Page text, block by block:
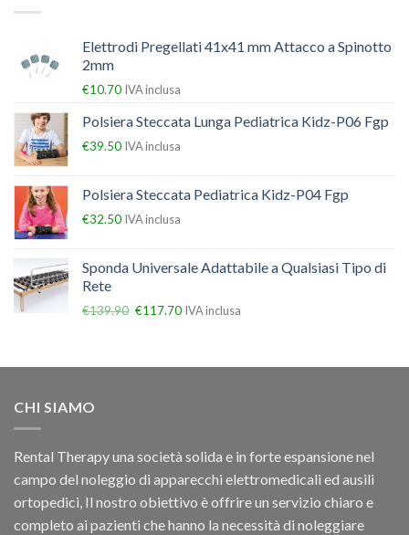
Elettrodi Pregellati 41x41 mm Attacco a Spinotto
2mm
€10.70 IVA inclusa
Polsiera Steccata Lunga Pediatrica Kidz-P06 Fgp
€39.50 IVA inclusa
Polsiera Steccata Pediatrica Kidz-P04 Fgp
€32.50 IVA inclusa
Sponda Universale Adattabile a Qualsiasi Tipo di
Rete
€139.90 €117.70 IVA inclusa
CHI SIAMO
Rental Therapy una società solida e in forte espansione nel
campo del noleggio di apparecchi elettromedicali ed ausili
ortopedici, Il nostro obiettivo è offrire un servizio chiaro e
completo ai pazienti che hanno la necessità di noleggiare